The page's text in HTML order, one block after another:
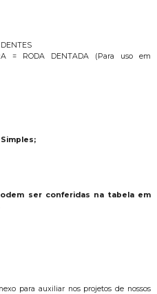
= RODA DENTADA (Para uso em
ser conferidas na tabela em
para auxiliar nos projetos de nossos